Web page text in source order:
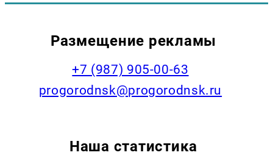
Размещение рекламы
+7 (987) 905-00-63
progorodnsk@progorodnsk.ru
Наша статистика